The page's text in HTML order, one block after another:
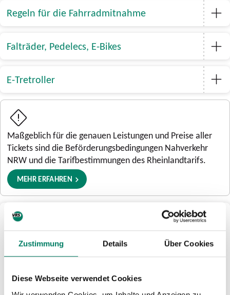
Zustimmung Details Über Cookies
Diese Webseite verwendet Cookies
Regeln für die Fahrradmitnahme
Falträder, Pedelecs, E-Bikes
E-Tretroller
Maßgeblich für die genauen Leistungen und Preise aller
Tickets sind die Beförderungsbedingungen Nahverkehr
NRW und die Tarifbestimmungen des Rheinlandtarifs.
MEHR ERFAHREN
Noch Fragen?
Hier gibt es mehr Antworten:
Die Kundencenter der VRS-Unternehmen
Die Schlaue Nummer